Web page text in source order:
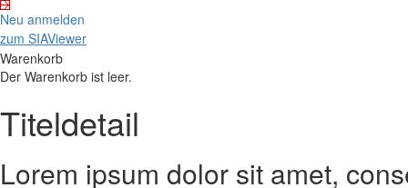
Neu anmelden
zum SIAViewer
Warenkorb
Der Warenkorb ist leer.
Titeldetail
Lorem ipsum dolor sit amet,